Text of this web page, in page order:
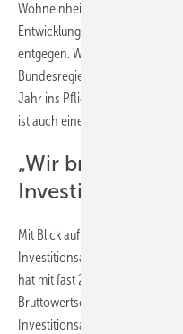
Wohneinheiten sehen mussten,
Entwicklung läuft den
entgegen. Wir brauchen mehr
Bundesregierung hat sich aus
Jahr ins Pflichtenheft
ist auch eine Frage des sozialen
„Wir brauchen
Mit Blick auf diese Entwicklung
Investitionsanreize: „Die
hat mit fast 20 % einen
Bruttowertschöpfung in
Investitionsanreizen werden